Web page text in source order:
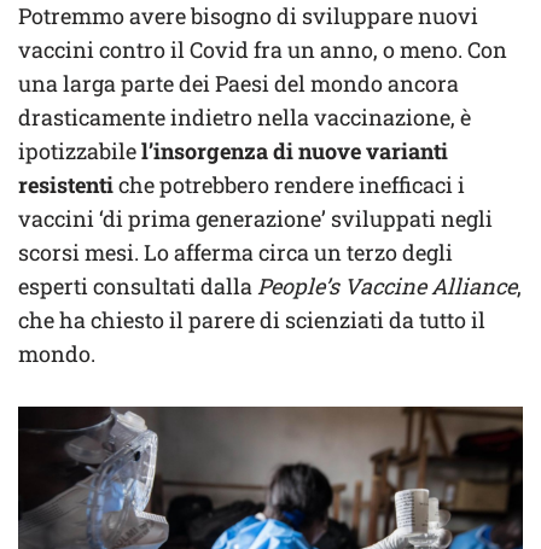
Potremmo avere bisogno di sviluppare nuovi
vaccini contro il Covid fra un anno, o meno. Con
una larga parte dei Paesi del mondo ancora
drasticamente indietro nella vaccinazione, è
ipotizzabilel’insorgenza di nuove varianti
resistentiche potrebbero rendere inefficaci i
vaccini ‘di prima generazione’ sviluppati negli
scorsi mesi. Lo afferma circa un terzo degli
esperti consultati dallaPeople’s Vaccine Alliance,
che ha chiesto il parere di scienziati da tutto il
mondo.